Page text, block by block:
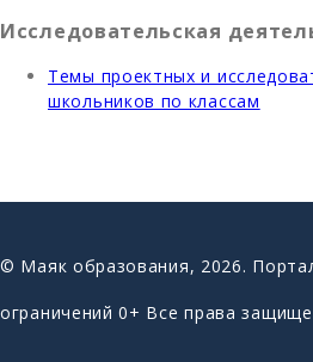
Исследовательская
Темы проектных и
школьников по классам
© Маяк образования, 2026.
ограничений 0+ Все права